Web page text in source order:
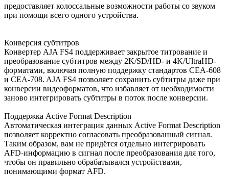
предоставляет колоссальные возможности работы со звуком
при помощи всего одного устройства.
Конверсия субтитров
Конвертер AJA FS4 поддерживает закрытое титрование и
преобразование субтитров между 2K/SD/HD- и 4K/UltraHD-
форматами, включая полную поддержку стандартов CEA-608
и CEA-708. AJA FS4 позволяет сохранить субтитры даже при
конверсии видеоформатов, что избавляет от необходимости
заново интегрировать субтитры в поток после конверсии.
Поддержка Active Format Description
Автоматическая интеграция данных Active Format Description
позволяет корректно согласовать преобразованный сигнал.
Таким образом, вам не придётся отдельно интегрировать
AFD-информацию в сигнал после преобразования для того,
чтобы он правильно обрабатывался устройствами,
понимающими формат AFD.